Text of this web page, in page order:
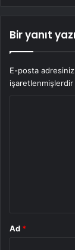
Bir yanıt
E-posta adresiniz
işaretlenmişlerdir
Ad *